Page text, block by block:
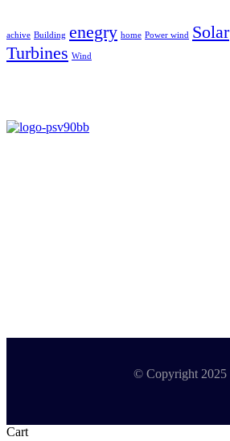
achive Building enegry home Power wind Solar
Turbines Wind
© Copyright 2025
Cart